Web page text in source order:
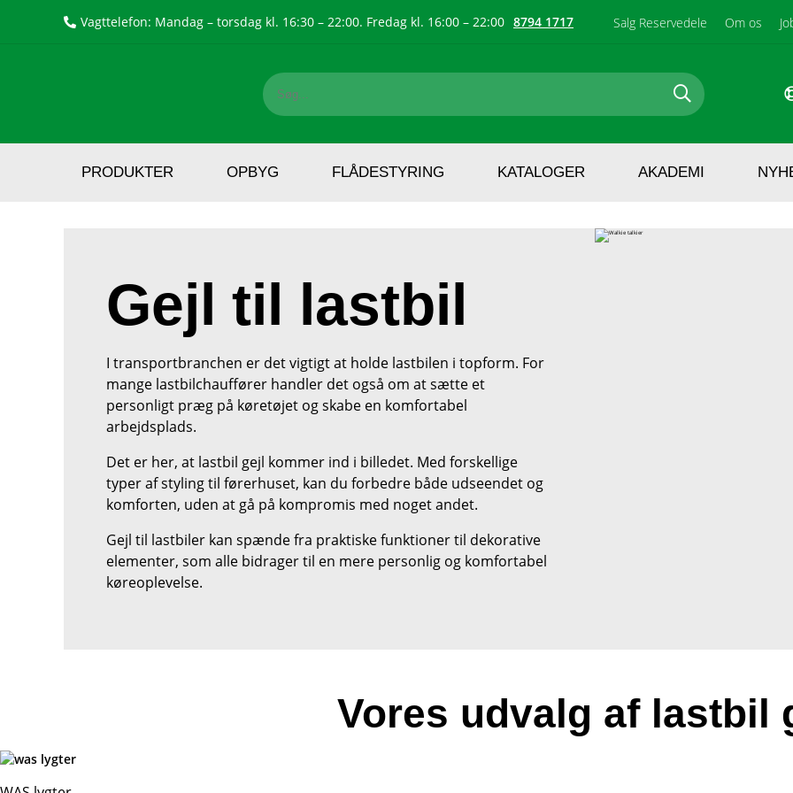
Vagttelefon: Mandag – torsdag kl. 16:30 – 22:00. Fredag kl. 16:00 – 22:00 8794 1717 Salg Reservedele Om os
PRODUKTER OPBYG FLÅDESTYRING KATALOGER AKADEMI
Gejl til lastbil
I transportbranchen er det vigtigt at holde lastbilen i topform. For
mange lastbilchauffører handler det også om at sætte et
personligt præg på køretøjet og skabe en komfortabel
arbejdsplads.
Det er her, at lastbil gejl kommer ind i billedet. Med forskellige
typer af styling til førerhuset, kan du forbedre både udseendet og
komforten, uden at gå på kompromis med noget andet.
Gejl til lastbiler kan spænde fra praktiske funktioner til dekorative
elementer, som alle bidrager til en mere personlig og komfortabel
køreoplevelse.
Vores udvalg af lastbil